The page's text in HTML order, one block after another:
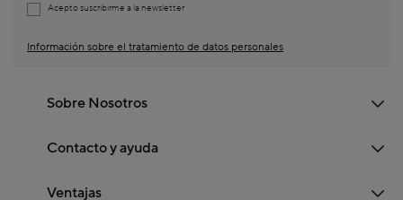
Acepto suscribirme a la newsletter
Información sobre el tratamiento de datos personales
Sobre Nosotros
Contacto y ayuda
Ventajas